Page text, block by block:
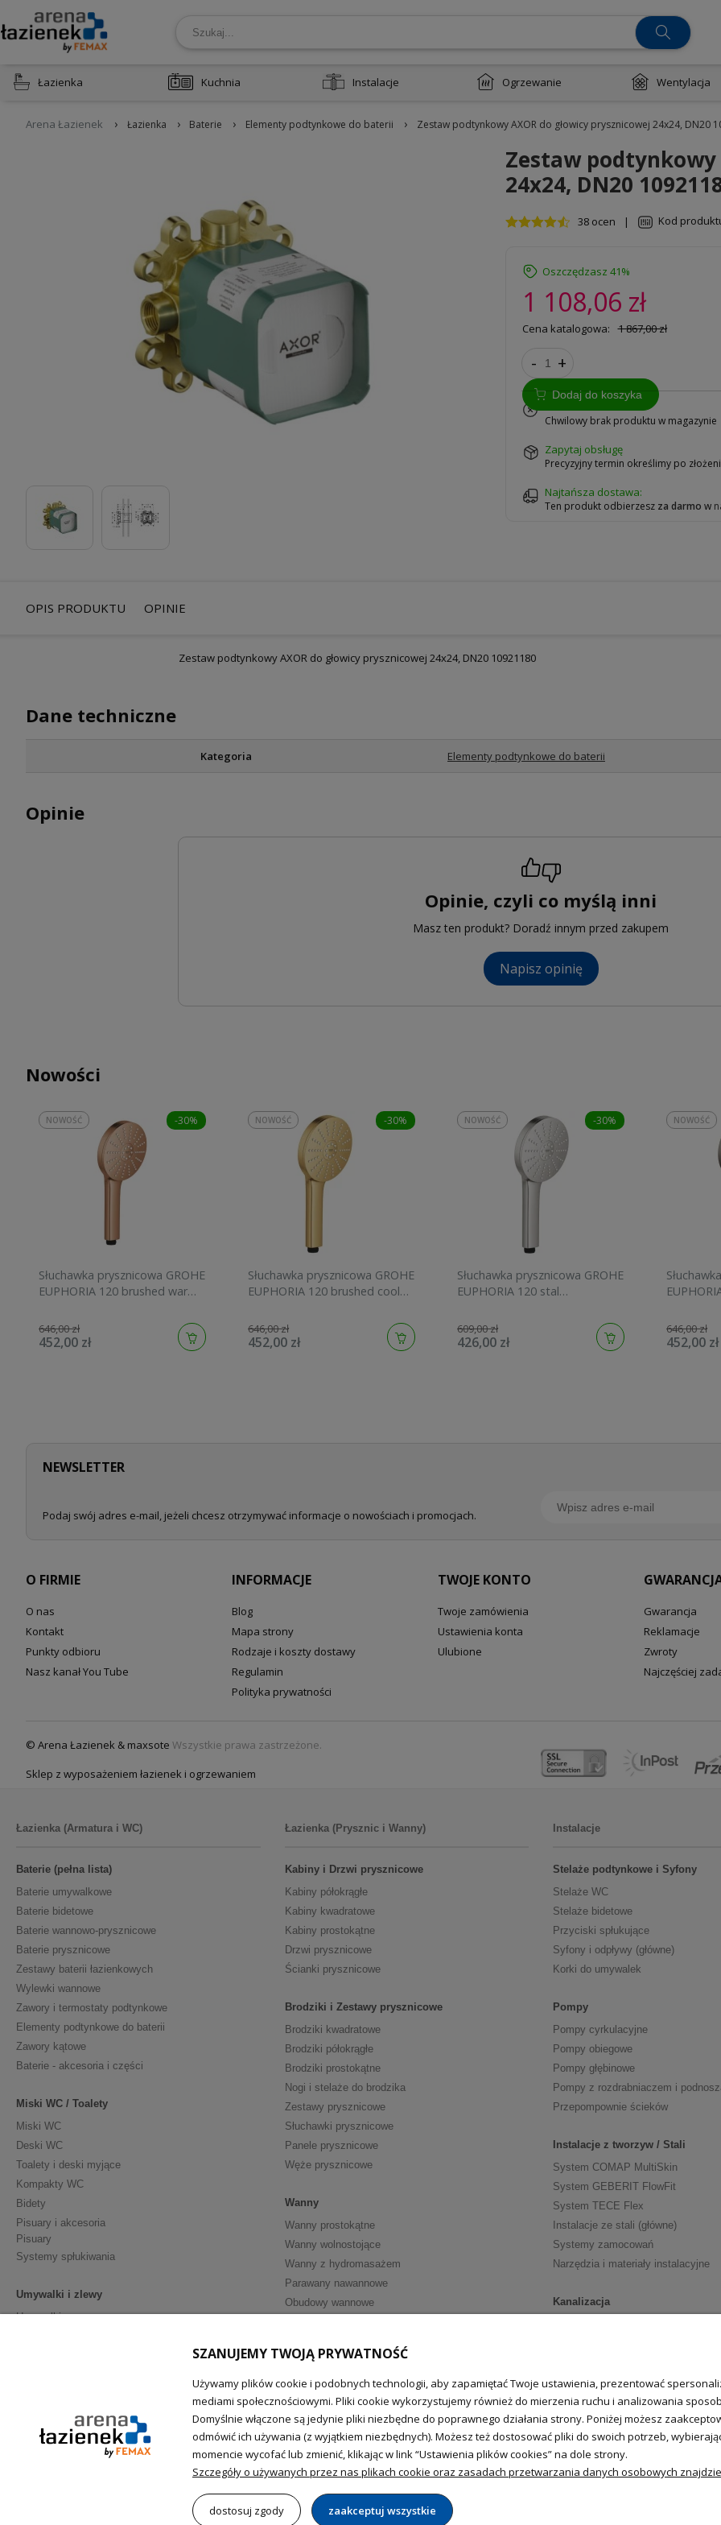
Łazienka Kuchnia Instalacje Ogrzewanie Wentylacja
Arena Łazienek › Łazienka › Baterie › Elementy podtynkowe do baterii › Zestaw podtynkowy AXOR do głowicy prysznicowej 24x24, DN20
Zestaw podtynkowy
24x24, DN20
38 ocen | Kod
Oszczędzasz 41%
1 108,06 zł
Cena katalogowa: 1 867,00 zł
- +
Dodaj do koszyka
Chwilowy brak produktu w magazynie
zapytaj obsługę
Precyzyjny termin określimy po
Najtańsza dostawa:
Ten produkt odbierzesz za darmo w
OPIS PRODUKTU OPINIE
Zestaw podtynkowy AXOR do głowicy prysznicowej 24x24, DN20 10921180
Dane techniczne
Kategoria Elementy podtynkowe do baterii
Opinie
Opinie, czyli co myślą inni
Masz ten produkt? Doradź innym przed zakupem
Napisz opinię
Nowości
-30%
Słuchawka prysznicowa GROHE
EUPHORIA 120 brushed warm
646,00 zł
452,00 zł
NOWOŚĆ -30%
Słuchawka prysznicowa GROHE
EUPHORIA 120 brushed cool
646,00 zł
452,00 zł
NOWOŚĆ -30%
Słuchawka prysznicowa GROHE
EUPHORIA 120 stal
609,00 zł
426,00 zł
NOWOŚĆ
646,00 zł
452,00 zł
NOWOŚĆ
NEWSLETTER
Podaj swój adres e-mail, jeżeli chcesz otrzymywać informacje o nowościach i promocjach.
O FIRMIE
O nas
Kontakt
Punkty odbioru
Nasz kanał You Tube
INFORMACJE
Blog
Mapa strony
Rodzaje i koszty dostawy
Regulamin
Polityka prywatności
TWOJE KONTO
Twoje zamówienia
Ustawienia konta
Ulubione
Gwarancja
Reklamacje
Zwroty
Najczęściej
© Arena Łazienek & maxsote Wszystkie prawa zastrzeżone.
Sklep z wyposażeniem łazienek i ogrzewaniem
Łazienka (Armatura i WC)
Baterie (pełna lista)
Baterie umywalkowe
Baterie bidetowe
Baterie wannowo-prysznicowe
Baterie prysznicowe
Zestawy baterii łazienkowych
Wylewki wannowe
Zawory i termostaty podtynkowe
Elementy podtynkowe do baterii
Zawory kątowe
Baterie - akcesoria i części
Miski WC / Toalety
Miski WC
Deski WC
Toalety i deski myjące
Kompakty WC
Bidety
Pisuary i akcesoria
Pisuary
Systemy spłukiwania
Umywalki i zlewy
Umywalki
Łazienka (Prysznic i Wanny)
Kabiny i Drzwi prysznicowe
Kabiny półokrągłe
Kabiny kwadratowe
Kabiny prostokątne
Drzwi prysznicowe
Ścianki prysznicowe
Brodziki i Zestawy prysznicowe
Brodziki kwadratowe
Brodziki półokrągłe
Brodziki prostokątne
Nogi i stelaże do brodzika
Zestawy prysznicowe
Słuchawki prysznicowe
Panele prysznicowe
Węże prysznicowe
Wanny
Wanny prostokątne
Wanny wolnostojące
Wanny z hydromasażem
Parawany nawannowe
Obudowy wannowe
Szafki podumywalkowe
Umywalki z szafką
Lustra łazienkowe
Akcesoria łazienkowe (główne)
Uchwyty dla niepełnosprawnych
Instalacje
Stelaże podtynkowe i Syfony
Stelaże WC
Stelaże bidetowe
Przyciski spłukujące
Syfony i odpływy (główne)
Korki do umywalek
Pompy
Pompy cyrkulacyjne
Pompy obiegowe
Pompy głębinowe
Pompy z rozdrabniaczem i
Przepompownie ścieków
Instalacje z tworzyw / Stali
System COMAP MultiSkin
System GEBERIT FlowFit
System TECE Flex
Instalacje ze stali (główne)
Systemy zamocowań
Narzędzia i materiały instalacyjne
Kanalizacja
Zasuwy burzowe
Uzdatnianie wody
Filtry do wody
Zmiękczacze wody
Sól do zmiękczaczy
SZANUJEMY TWOJĄ PRYWATNOŚĆ
Używamy plików cookie i podobnych technologii, aby zapamiętać Twoje ustawienia, prezentować
mediami społecznościowymi. Pliki cookie wykorzystujemy również do mierzenia ruchu i analizowania
Domyślnie włączone są jedynie pliki niezbędne do poprawnego działania strony. Poniżej możesz
odmówić ich używania (z wyjątkiem niezbędnych). Możesz też dostosować pliki do swoich potrzeb,
momencie wycofać lub zmienić, klikając w link “Ustawienia plików cookies” na dole strony.
Szczegóły o używanych przez nas plikach cookie oraz zasadach przetwarzania danych osobowych
dostosuj zgody zaakceptuj wszystkie